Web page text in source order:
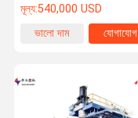
মূল্য:540,000 USD
ভালো দাম
যোগাযোগ